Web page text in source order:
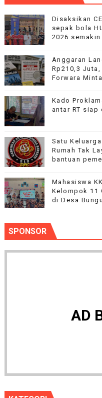
Disaksikan
sepak bola
2026 semakin
Anggaran
Rp210,3
Forwara
Kado
antar RT siap
Satu
Rumah Tak
bantuan
Mahasiswa
Kelompok 11
di Desa
SPONSOR
AD